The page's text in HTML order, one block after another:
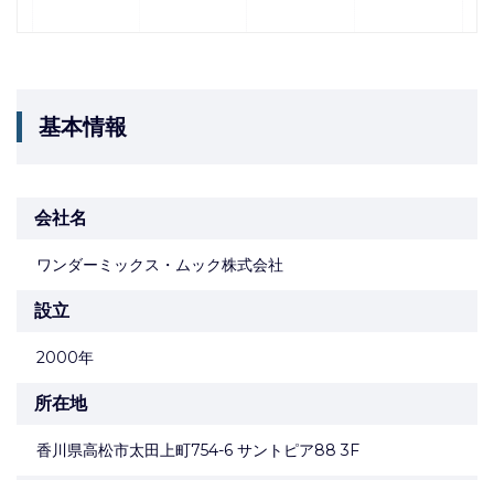
基本情報
会社名
ワンダーミックス・ムック株式会社
設立
2000年
所在地
香川県高松市太田上町754-6 サントピア88 3F